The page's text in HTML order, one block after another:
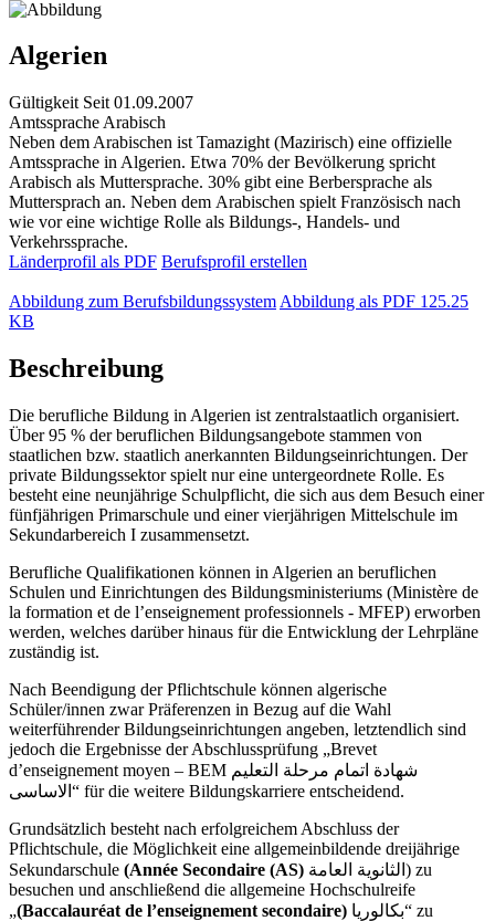
Algerien
Gültigkeit Seit 01.09.2007
Amtssprache Arabisch
Neben dem Arabischen ist Tamazight (Mazirisch) eine offizielle
Amtssprache in Algerien. Etwa 70% der Bevölkerung spricht
Arabisch als Muttersprache. 30% gibt eine Berbersprache als
Muttersprach an. Neben dem Arabischen spielt Französisch nach
wie vor eine wichtige Rolle als Bildungs-, Handels- und
Verkehrssprache.
Länderprofil als PDF Berufsprofil erstellen
Abbildung zum Berufsbildungssystem Abbildung als PDF 125.25
KB
Beschreibung
Die berufliche Bildung in Algerien ist zentralstaatlich organisiert.
Über 95 % der beruflichen Bildungsangebote stammen von
staatlichen bzw. staatlich anerkannten Bildungseinrichtungen. Der
private Bildungssektor spielt nur eine untergeordnete Rolle. Es
besteht eine neunjährige Schulpflicht, die sich aus dem Besuch einer
fünfjährigen Primarschule und einer vierjährigen Mittelschule im
Sekundarbereich I zusammensetzt.
Berufliche Qualifikationen können in Algerien an beruflichen
Schulen und Einrichtungen des Bildungsministeriums (Ministère de
la formation et de l’enseignement professionnels - MFEP) erworben
werden, welches darüber hinaus für die Entwicklung der Lehrpläne
zuständig ist.
Nach Beendigung der Pflichtschule können algerische
Schüler/innen zwar Präferenzen in Bezug auf die Wahl
weiterführender Bildungseinrichtungen angeben, letztendlich sind
jedoch die Ergebnisse der Abschlussprüfung „Brevet
d’enseignement moyen – BEM شهادة اتمام مرحلة التعليم
الاساسى“ für die weitere Bildungskarriere entscheidend.
Grundsätzlich besteht nach erfolgreichem Abschluss der
Pflichtschule, die Möglichkeit eine allgemeinbildende dreijährige
Sekundarschule (Année Secondaire (AS) الثانوية العامة) zu
besuchen und anschließend die allgemeine Hochschulreife
„(Baccalauréat de l’enseignement secondaire) بكالوريا“ zu